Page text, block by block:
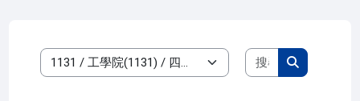
課程類別
搜尋課程
搜尋課程